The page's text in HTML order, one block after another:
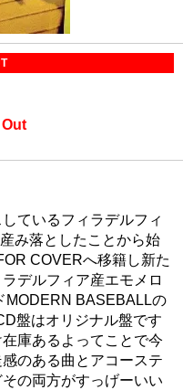
Out
ているフィラデルフィ
み落としたことから始
COVERへ移籍し新た
デルフィア産エモメロ
MODERN BASEBALLの
盤はオリジナル盤です
庫あるよってことで今
のある曲とアコーステ
の両方がすっげーいい